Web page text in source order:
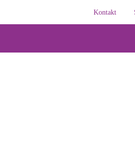
Kontakt